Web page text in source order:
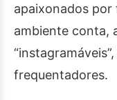
apaixonados
ambiente conta,
frequentadores.